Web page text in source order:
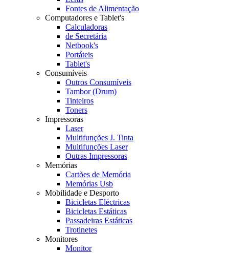
Fontes de Alimentação
Computadores e Tablet's
Calculadoras
de Secretária
Netbook's
Portáteis
Tablet's
Consumíveis
Outros Consumíveis
Tambor (Drum)
Tinteiros
Toners
Impressoras
Laser
Multifunções J. Tinta
Multifunções Laser
Outras Impressoras
Memórias
Cartões de Memória
Memórias Usb
Mobilidade e Desporto
Bicicletas Eléctricas
Bicicletas Estáticas
Passadeiras Estáticas
Trotinetes
Monitores
Monitor